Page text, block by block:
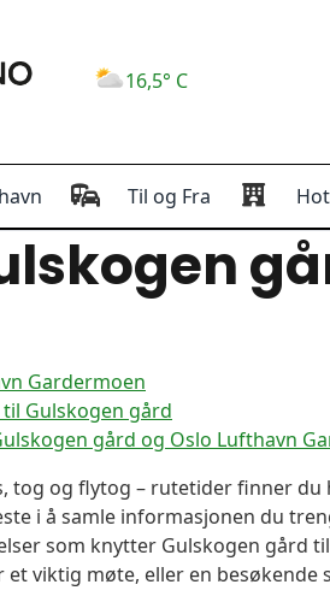
16,5° C
Til og Fra
Gardermoen
Gulskogen gård
gård og Oslo Lufthavn
tog og flytog – rutetider finner
i å samle informasjonen du
som knytter Gulskogen gård
viktig møte, eller en